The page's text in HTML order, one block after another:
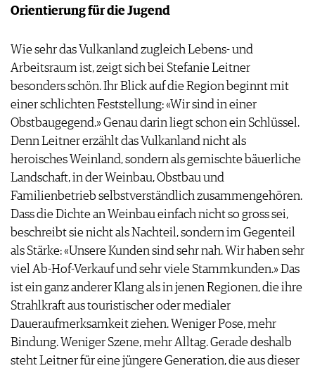
Orientierung für die Jugend
Wie sehr das Vulkanland zugleich Lebens- und
Arbeitsraum ist, zeigt sich bei Stefanie Leitner
besonders schön. Ihr Blick auf die Region beginnt mit
einer schlichten Feststellung: «Wir sind in einer
Obstbaugegend.» Genau darin liegt schon ein Schlüssel.
Denn Leitner erzählt das ­Vulkanland nicht als
heroisches Weinland, sondern als gemischte bäuerliche
Landschaft, in der Weinbau, Obstbau und
Familienbetrieb selbstverständlich zusammengehören.
Dass die Dichte an Weinbau einfach nicht so gross sei,
beschreibt sie nicht als Nachteil, sondern im Gegenteil
als Stärke: «Unsere Kunden sind sehr nah. Wir haben sehr
viel Ab-Hof-Verkauf und sehr viele Stammkunden.» Das
ist ein ganz anderer Klang als in jenen Regionen, die ihre
Strahlkraft aus touristischer oder medialer
Daueraufmerksamkeit ziehen. Weniger Pose, mehr
Bindung. Weniger Szene, mehr Alltag. Gerade deshalb
steht Leitner für eine jüngere Generation, die aus dieser